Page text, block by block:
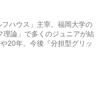
ハウス」主宰。福岡大学の
理論」で多くのジュニアが結
20年。今後『分担型グリッ